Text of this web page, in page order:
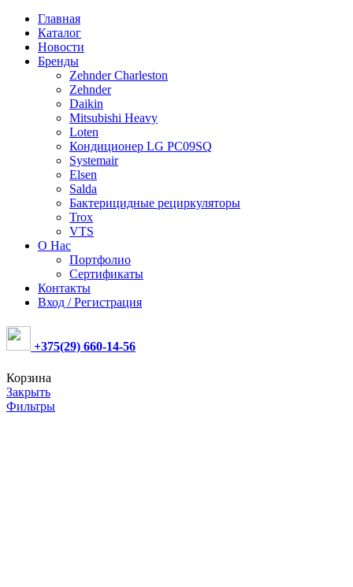
Главная
Каталог
Новости
Бренды
Zehnder Charleston
Zehnder
Daikin
Mitsubishi Heavy
Loten
Кондиционер LG PC09SQ
Systemair
Elsen
Salda
Бактерицидные рециркуляторы
Trox
VTS
О Нас
Портфолио
Сертификаты
Контакты
Вход / Регистрация
+375(29) 660-14-56
Корзина
Закрыть
Фильтры